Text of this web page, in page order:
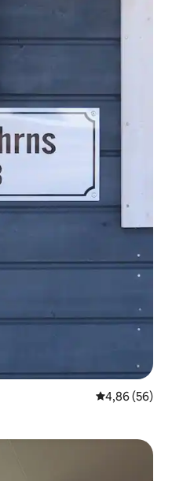
Évaluation
4,86 (56)